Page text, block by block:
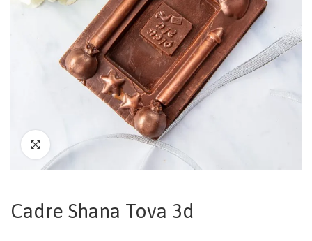
Cadre Shana Tova 3d